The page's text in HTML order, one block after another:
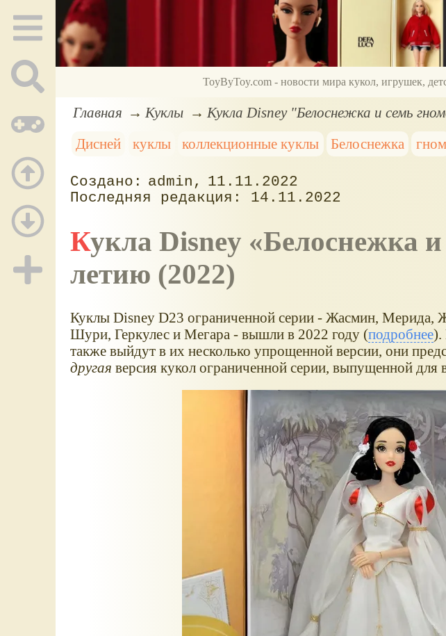
ToyByToy.com - новости мира кукол, игрушек,
Главная Куклы
Кукла Disney "Белоснежка и семь
Дисней
куклы коллекционные куклы Белоснежка гном
admin
11.11.2022
14.11.2022
Кукла Disney Белоснежка
летию (2022)
Куклы Disney D23 ограниченной серии - Жасмин, Мерида,
Шури, Геркулес и Мегара - вышли в 2022 году (подробнее).
также выйдут в их несколько упрощенной версии, они
другая версия кукол ограниченной серии, выпущенной для